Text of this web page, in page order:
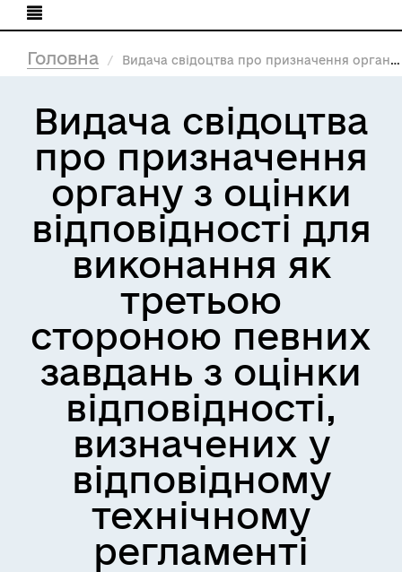
Головна Видача свідоцтва про призначення органу з оцінки відповідності для виконання як третьою стороною певних завдань з оцінки відповідності, визначених у відповідному технічному регламенті
Видача свідоцтва
про призначення
органу з оцінки
відповідності для
виконання як
третьою
стороною певних
завдань з оцінки
відповідності,
визначених у
відповідному
технічному
регламенті